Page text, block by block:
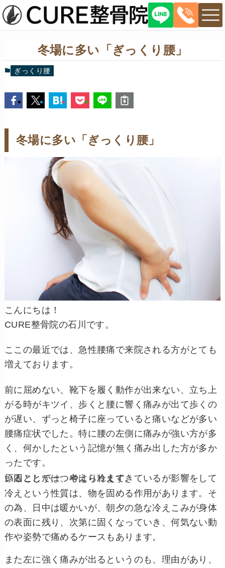
冬場に多い「ぎっくり腰」
ぎっくり腰
冬場に多い「ぎっくり腰」
こんにちは！
CURE整骨院の石川です。
ここの最近では、急性腰痛で来院される方がとても
増えております。
前に屈めない、靴下を履く動作が出来ない、立ち上
がる時がキツイ、歩くと腰に響く痛みが出て歩くの
が遅い、ずっと椅子に座っていると痛いなどが多い
腰痛症状でした。特に腰の左側に痛みが強い方が多
く、何かしたという記憶が無く痛み出した方が多か
ったです。
原因としては、やはり冷えてきているが影響をしていることが一つ考えられます。
冷えという性質は、物を固める作用があります。そ
の為、日中は暖かいが、朝夕の急な冷えこみが身体
の表面に残り、次第に固くなっていき、何気ない動
作や姿勢で痛めるケースもあります。
また左に強く痛みが出るというのも、理由があり、